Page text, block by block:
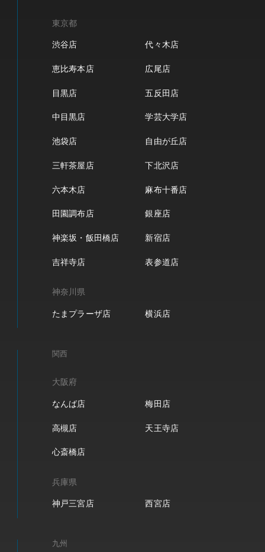
東京都
渋谷店 代々木店
恵比寿本店 広尾店
目黒店 五反田店
中目黒店 学芸大学店
池袋店 自由が丘店
三軒茶屋店 下北沢店
六本木店 麻布十番店
田園調布店 銀座店
神楽坂・飯田橋店 新宿店
吉祥寺店 表参道店
神奈川県
たまプラーザ店 横浜店
関西
大阪府
なんば店 梅田店
高槻店 天王寺店
心斎橋店
兵庫県
神戸三宮店 西宮店
九州